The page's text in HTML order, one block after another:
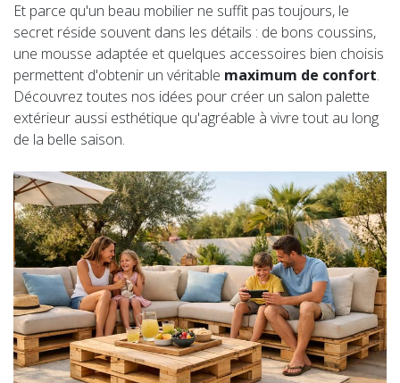
Et parce qu'un beau mobilier ne suffit pas toujours, le
secret réside souvent dans les détails : de bons coussins,
une mousse adaptée et quelques accessoires bien choisis
permettent d'obtenir un véritable maximum de confort.
Découvrez toutes nos idées pour créer un salon palette
extérieur aussi esthétique qu'agréable à vivre tout au long
de la belle saison.